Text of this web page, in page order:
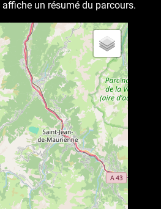
un résumé du parcours.